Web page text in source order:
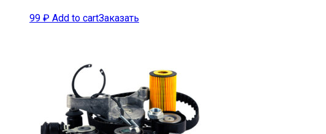
99 ₽ Add to cartЗаказать